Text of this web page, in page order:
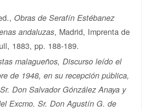
Obras de Serafín Estébanez
andaluzas, Madrid, Imprenta de
1883, pp. 188-189.
malagueños, Discurso leído el
de 1948, en su recepción pública,
Don Salvador Gónzález Anaya y
Excmo. Sr. Don Agustín G. de